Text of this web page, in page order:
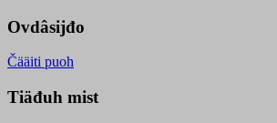
Ovdâsijđo
Čääiti puoh
Tiäđuh mist